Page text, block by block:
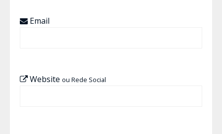
Email
Website ou Rede Social